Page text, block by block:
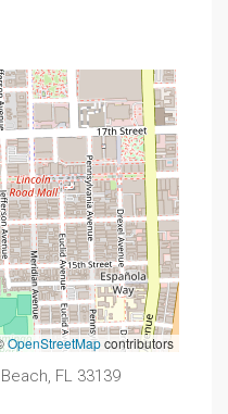
OpenStreetMapcontributors
FL 33139